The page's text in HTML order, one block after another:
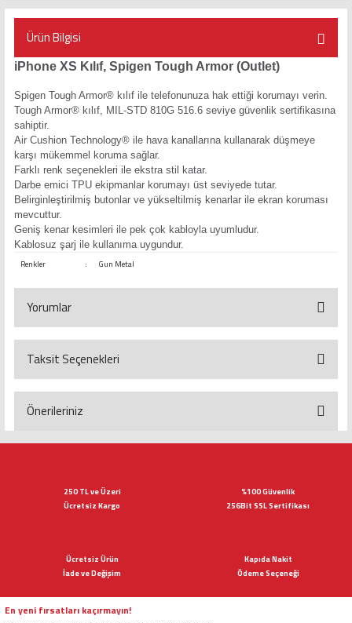
Ürün Bilgisi
iPhone XS Kılıf, Spigen Tough Armor (Outlet)
Spigen Tough Armor® kılıf ile telefonunuza hak ettiği korumayı verin.
Tough Armor® kılıf, MIL-STD 810G 516.6 seviye güvenlik sertifikasına
sahiptir.
Air Cushion Technology® ile hava kanallarına kullanarak düşmeye
karşı mükemmel koruma sağlar.
Farklı renk seçenekleri ile ekstra stil katar.
Darbe emici TPU ekipmanlar korumayı üst seviyede tutar.
Belirginleştirilmiş butonlar ve yükseltilmiş kenarlar ile ekran koruması
mevcuttur.
Geniş kenar kesimleri ile pek çok kabloyla uyumludur.
Kablosuz şarj ile kullanıma uygundur.
Renkler : Gun Metal
Yorumlar
Bu ürüne ilk yorumu siz yapın!
Taksit Seçenekleri
Önerileriniz
Ürün bilgilerinde hatalar bulunuyor.
Bu ürüne benzer farklı alternatifler olmalı.
250 TL ve Üzeri
Ücretsiz Kargo
%100 Güvenlik
256Bit SSL Sertifikası
Ücretsiz Ürün
İade ve Değişim
Kapıda Nakit
Ödeme Seçeneği
En yeni fırsatları kaçırmayın!